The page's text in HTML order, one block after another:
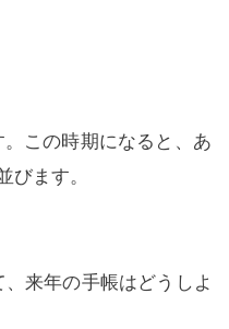
この時期になると、あ
びます。
、来年の手帳はどうしよ